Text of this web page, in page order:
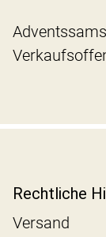
Rechtliche
Versand